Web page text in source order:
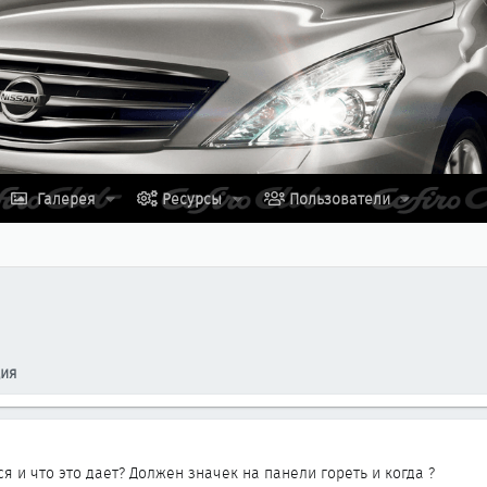
Галерея Ресурсы Пользователи
и что это дает? Должен значек на панели гореть и когда ?